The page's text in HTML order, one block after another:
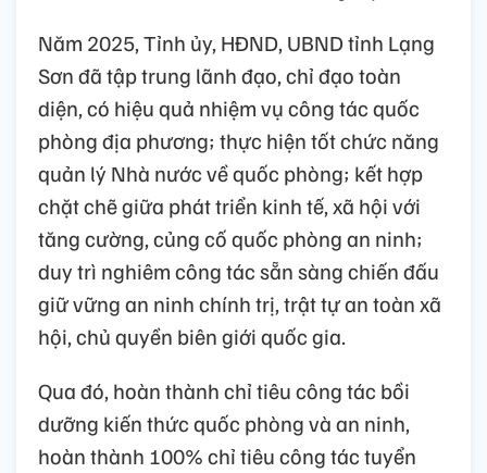
Năm 2025, Tỉnh ủy, HĐND, UBND tỉnh Lạng
Sơn đã tập trung lãnh đạo, chỉ đạo toàn
diện, có hiệu quả nhiệm vụ công tác quốc
phòng địa phương; thực hiện tốt chức năng
quản lý Nhà nước về quốc phòng; kết hợp
chặt chẽ giữa phát triển kinh tế, xã hội với
tăng cường, củng cố quốc phòng an ninh;
duy trì nghiêm công tác sẵn sàng chiến đấu
giữ vững an ninh chính trị, trật tự an toàn xã
hội, chủ quyền biên giới quốc gia.
Qua đó, hoàn thành chỉ tiêu công tác bồi
dưỡng kiến thức quốc phòng và an ninh,
hoàn thành 100% chỉ tiêu công tác tuyển